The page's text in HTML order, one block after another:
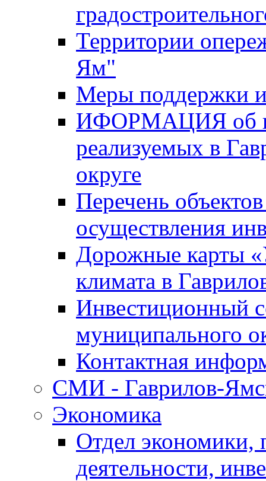
Территории
Ям"
Меры поддержки
ИФОРМАЦИЯ об
реализуемых в
округе
Перечень
осуществления
Дорожные карты
климата в
Инвестиционный
муниципального
Контактная
СМИ - Гаврилов-
Экономика
Отдел экономики,
деятельности,